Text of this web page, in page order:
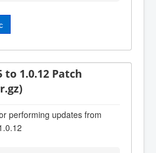
to 1.0.12 Patch
performing updates from